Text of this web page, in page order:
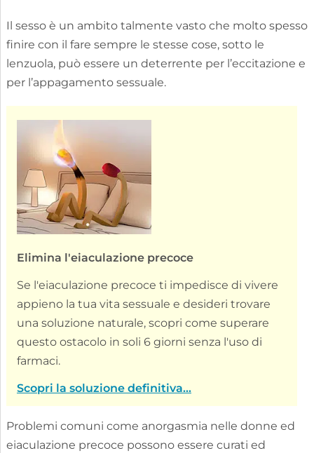
Il sesso è un ambito talmente vasto che molto spesso
finire con il fare sempre le stesse cose, sotto le
lenzuola, può essere un deterrente per l’eccitazione e
per l’appagamento sessuale.
Elimina l'eiaculazione precoce
Se l'eiaculazione precoce ti impedisce di vivere
appieno la tua vita sessuale e desideri trovare
una soluzione naturale, scopri come superare
questo ostacolo in soli 6 giorni senza l'uso di
farmaci.
Scopri la soluzione definitiva...
Problemi comuni come anorgasmia nelle donne ed
eiaculazione precoce possono essere curati ed